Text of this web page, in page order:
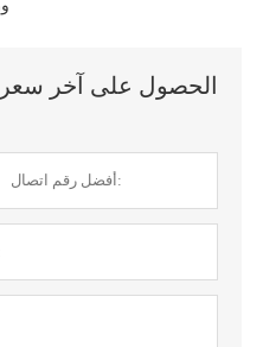
الحصول على آخر